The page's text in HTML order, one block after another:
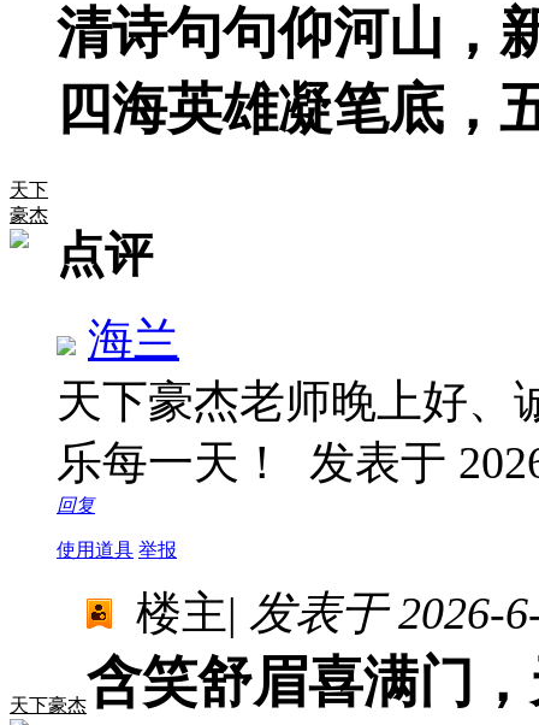
天下
豪杰
清诗句句仰河山，
四海英雄凝笔底，
点评
海兰
天下豪杰老师晚上好、
乐每一天！ 发表于
回复
使用道具 举报
天下豪杰
楼主| 发表于 2026-
含笑舒眉喜满门